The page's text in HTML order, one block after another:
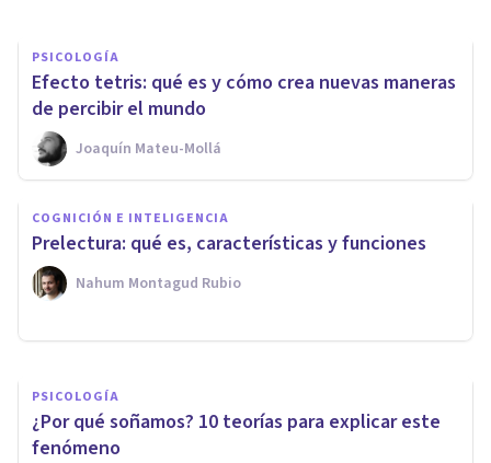
PSICOLOGÍA
Efecto tetris: qué es y cómo crea nuevas maneras
de percibir el mundo
Joaquín Mateu-Mollá
COGNICIÓN E INTELIGENCIA
Prelectura: qué es, características y funciones
Nahum Montagud Rubio
Autismo en las mujeres: sus 7
características distintivas
PSICOLOGÍA
¿Por qué soñamos? 10 teorías para explicar este
fenómeno